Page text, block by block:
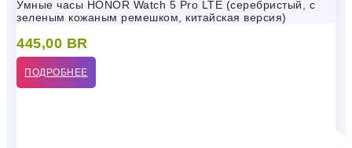
Умные часы HONOR Watch 5 Pro LTE (серебристый, с
зеленым кожаным ремешком, китайская версия)
445,00 BR
ПОДРОБНЕЕ